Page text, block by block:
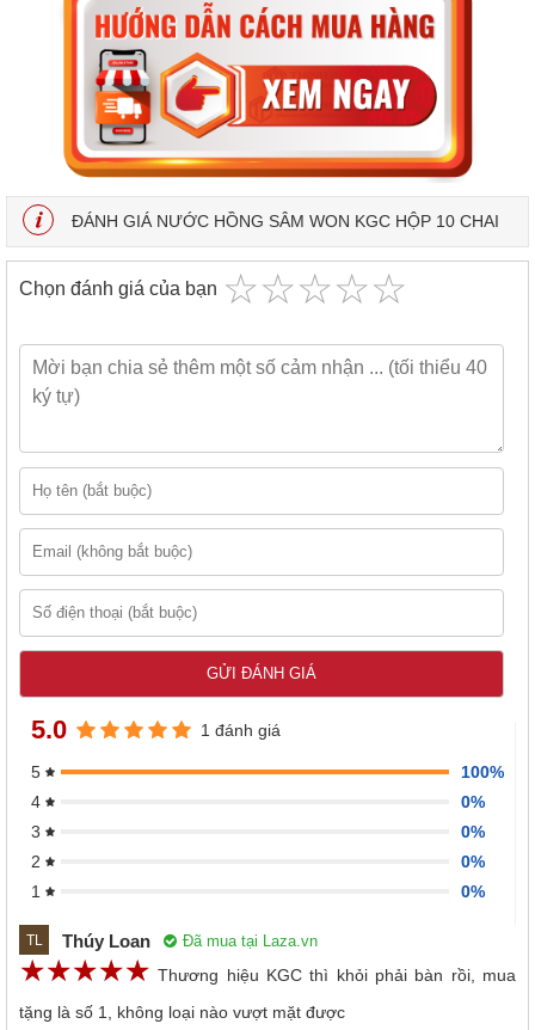
ĐÁNH GIÁ NƯỚC HỒNG SÂM WON KGC HỘP 10 CHAI
Chọn đánh giá của bạn ☆☆☆☆☆
★★★★★
5.0 1 đánh giá
5
100%
4
0%
3
0%
2
0%
1
0%
TL Thúy Loan Đã mua tại Laza.vn
☆☆☆☆☆
★★★★★ Thương hiệu KGC thì khỏi phải bàn rồi, mua
tặng là số 1, không loại nào vượt mặt được